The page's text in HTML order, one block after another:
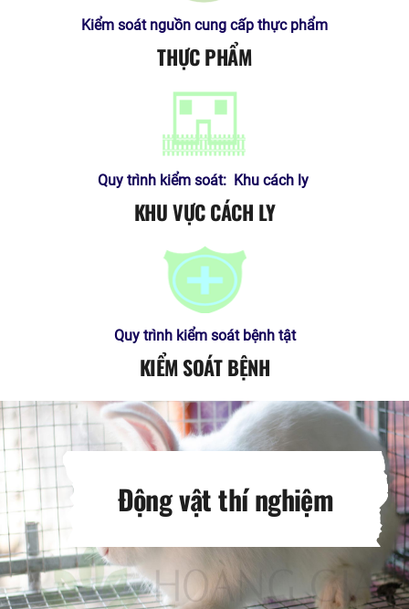
Kiểm soát nguồn cung cấp thực phẩm
THỰC PHẨM
Quy trình kiểm soát: Khu cách ly
KHU VỰC CÁCH LY
Quy trình kiểm soát bệnh tật
KIỂM SOÁT BỆNH
Động vật thí nghiệm